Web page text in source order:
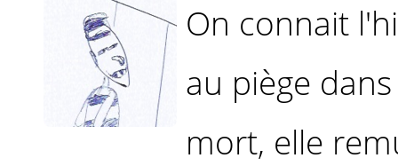
On connait
au piège
mort, elle